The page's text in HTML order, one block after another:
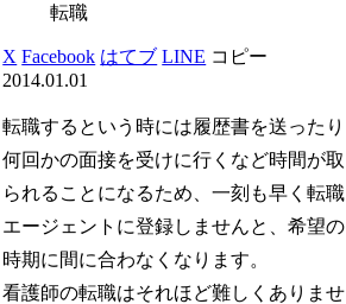
転職
X Facebook はてブ LINE コピー
2014.01.01
転職するという時には履歴書を送ったり
何回かの面接を受けに行くなど時間が取
られることになるため、一刻も早く転職
エージェントに登録しませんと、希望の
時期に間に合わなくなります。
看護師の転職はそれほど難しくありませ